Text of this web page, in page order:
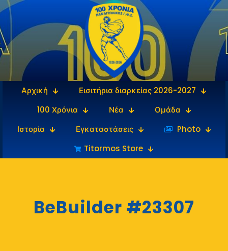
Αρχική
Εισιτήρια διαρκείας 2026-2027
100 Χρόνια
Νέα
Ομάδα
Ιστορία
Εγκαταστάσεις
‎‏‏‎ ‎Photo
Titormos Store
BeBuilder #23307